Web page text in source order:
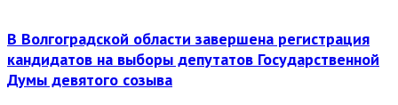
В Волгоградской области завершена регистрация
кандидатов на выборы депутатов Государственной
Думы девятого созыва